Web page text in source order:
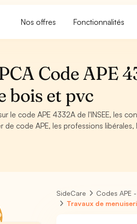
Nos offres Fonctionnalités
Code APE
bois et pvc
le code APE 4332A de l'INSEE, les
code APE, les professions
SideCare Codes APE
Travaux de